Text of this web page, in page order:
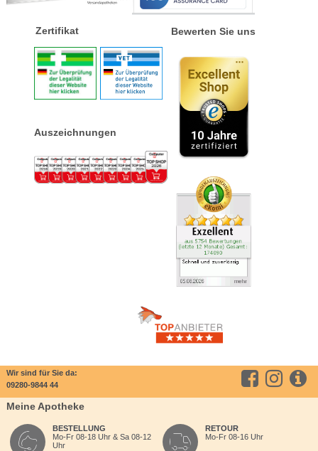
Zertifikat
Auszeichnungen
Bewerten Sie uns
Wir sind für Sie da:
09280-9844 44
Meine Apotheke
BESTELLUNG
Mo-Fr 08-18 Uhr & Sa 08-12
Uhr
RETOUR
Mo-Fr 08-16 Uhr